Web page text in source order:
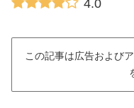
4.0
この記事は広告および